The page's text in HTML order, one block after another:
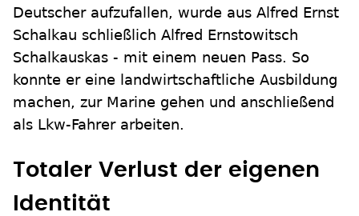
Deutscher aufzufallen, wurde aus Alfred Ernst
Schalkau schließlich Alfred Ernstowitsch
Schalkauskas - mit einem neuen Pass. So
konnte er eine landwirtschaftliche Ausbildung
machen, zur Marine gehen und anschließend
als Lkw-Fahrer arbeiten.
Totaler Verlust der eigenen
Identität